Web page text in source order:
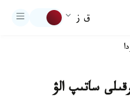
ق ز
ساتىپ الۋ